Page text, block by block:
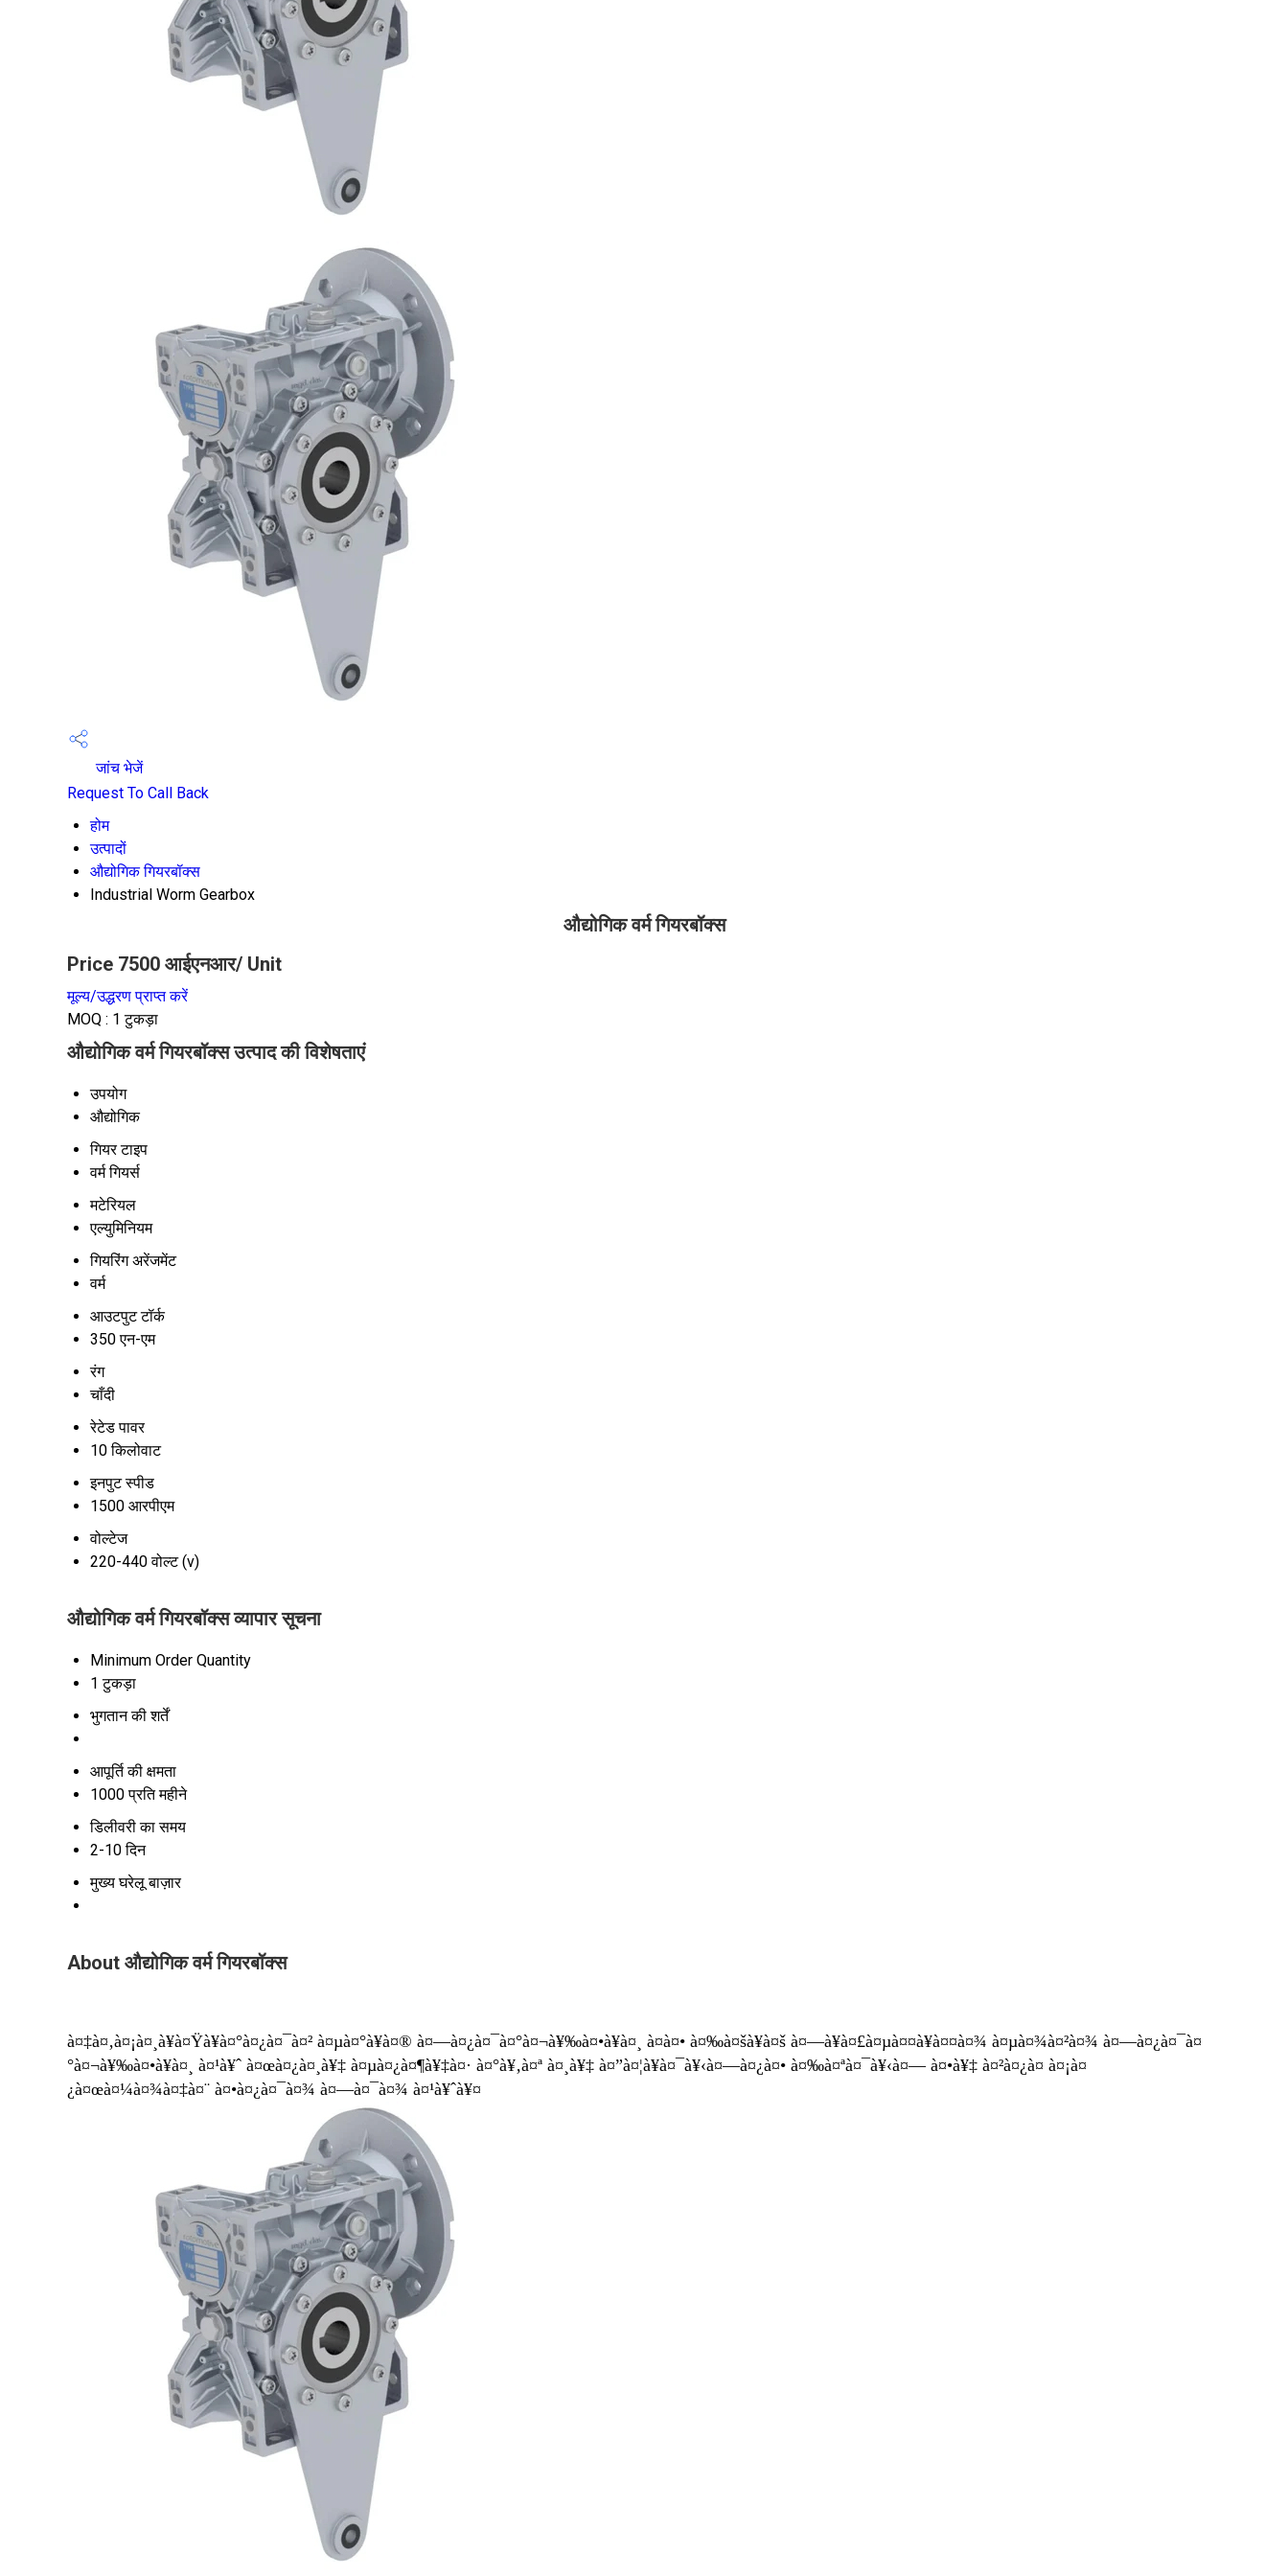
जांच भेजें
Request To Call Back
होम
उत्पादों
औद्योगिक गियरबॉक्स
Industrial Worm Gearbox
औद्योगिक वर्म गियरबॉक्स
Price 7500 आईएनआर/ Unit
मूल्य/उद्धरण प्राप्त करें
MOQ : 1 टुकड़ा
औद्योगिक वर्म गियरबॉक्स उत्पाद की विशेषताएं
उपयोग
औद्योगिक
गियर टाइप
वर्म गियर्स
मटेरियल
एल्युमिनियम
गियरिंग अरेंजमेंट
वर्म
आउटपुट टॉर्क
350 एन-एम
रंग
चाँदी
रेटेड पावर
10 किलोवाट
इनपुट स्पीड
1500 आरपीएम
वोल्टेज
220-440 वोल्ट (v)
औद्योगिक वर्म गियरबॉक्स व्यापार सूचना
Minimum Order Quantity
1 टुकड़ा
भुगतान की शर्तें
आपूर्ति की क्षमता
1000 प्रति महीने
डिलीवरी का समय
2-10 दिन
मुख्य घरेलू बाज़ार
About औद्योगिक वर्म गियरबॉक्स
à¤‡à¤‚à¤¡à¤¸à¥à¤Ÿà¥à¤°à¤¿à¤¯à¤² à¤µà¤°à¥à¤® à¤—à¤¿à¤¯à¤°à¤¬à¥‰à¤•à¥à¤¸ à¤à¤• à¤‰à¤šà¥à¤š à¤—à¥à¤£à¤µà¤¤à¥à¤¤à¤¾ à¤µà¤¾à¤²à¤¾ à¤—à¤¿à¤¯à¤
°à¤¬à¥‰à¤•à¥à¤¸ à¤¹à¥ˆ à¤œà¤¿à¤¸à¥‡ à¤µà¤¿à¤¶à¥‡à¤· à¤°à¥‚à¤ª à¤¸à¥‡ à¤”à¤¦à¥à¤¯à¥‹à¤—à¤¿à¤• à¤‰à¤ªà¤¯à¥‹à¤— à¤•à¥‡ à¤²à¤¿à¤ à¤¡à¤
¿à¤œà¤¼à¤¾à¤‡à¤¨ à¤•à¤¿à¤¯à¤¾ à¤—à¤¯à¤¾ à¤¹à¥ˆà¥¤